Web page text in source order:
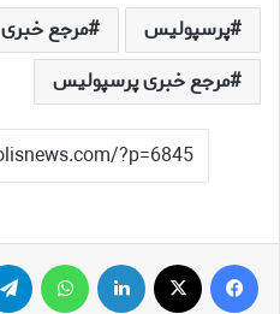
پرسپولیس
مرجع خبری
مرجع خبری پرسپولیس
فیس بوک لینکدین